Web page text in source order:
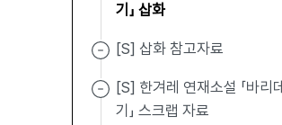
기」 삽화
[S] 삽화 참고자료
[S] 한겨레 연재소설 「바리데
기」 스크랩 자료